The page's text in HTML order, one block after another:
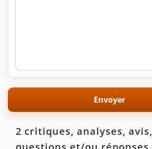
2 critiques, analyses, avis,